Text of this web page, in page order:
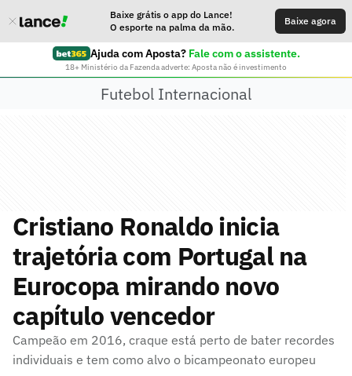
Baixe grátis o app do Lance!
O esporte na palma da mão.
Baixe agora
Ajuda com Aposta? Fale com o assistente.
18+ Ministério da Fazenda adverte: Aposta não é investimento
Futebol Internacional
Cristiano Ronaldo inicia
trajetória com Portugal na
Eurocopa mirando novo
capítulo vencedor
Campeão em 2016, craque está perto de bater recordes
individuais e tem como alvo o bicampeonato europeu